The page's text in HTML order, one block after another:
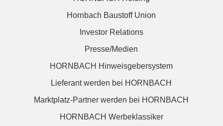
Hornbach Baustoff Union
Investor Relations
Presse/Medien
HORNBACH Hinweisgebersystem
Lieferant werden bei HORNBACH
Marktplatz-Partner werden bei HORNBACH
HORNBACH Werbeklassiker